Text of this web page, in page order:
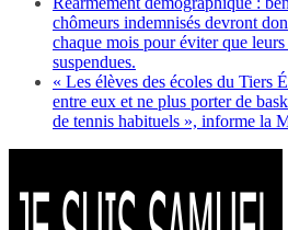
chômeurs indemnisés devront
chaque mois pour éviter que
suspendues.
« Les élèves des écoles du Tiers
entre eux et ne plus porter de
de tennis habituels », informe la